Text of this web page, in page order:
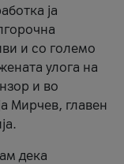
ја
и со големо
улога на
и во
Мирчев, главен
дека